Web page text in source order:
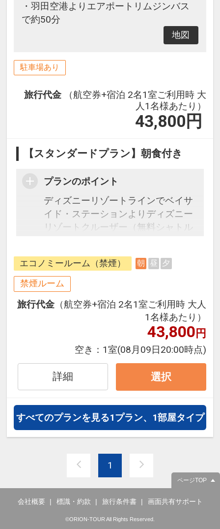
・羽田空港よりエアポートリムジンバス
で約50分
地図
駐車場あり
旅行代金
（航空券+宿泊 2名1室ご利用時 大
人1名様あたり）
43,800 円
【スタンダードプラン】朝食付き
プランのポイント
ディズニーリゾートラインでベイサ
イド・ステーションよりディズニー
リゾートクルーザー（無料シャトル
・ホテル⇔JR舞浜駅間、ホテル⇔東
京ディズニーランド（R）間は無料
シャトルバスがご利用いただけま
す。
※運行ダイヤなど詳細はホテルホー
ムページをご覧いただくかお問い合
たスタンダードな＜朝食付き＞プラ
ンです（12/30～1/1は夕朝食付）。
できるダイナミックパッケージだか
にも最適！
旅行期間中の1泊だけの宿泊や延
泊・飛び泊なども自由自在です。
フライトは、安心のJAL（または
ル50%貯まります。
オプションでレンタカーや現地交
エコノミールーム（禁煙） 朝 昼 夕
禁煙ルーム
旅行代金 （航空券+宿泊 2名1室ご利用時 大人
1名様あたり）
43,800円
空き： 1室(08月09日20:00時点)
詳細 選択
すべてのプランを見る1プラン、1部屋タイプ
1
ページTOP
会社概要 標識・約款 旅行条件書 画面共有サポート
©ORION-TOUR All Rights Reserved.